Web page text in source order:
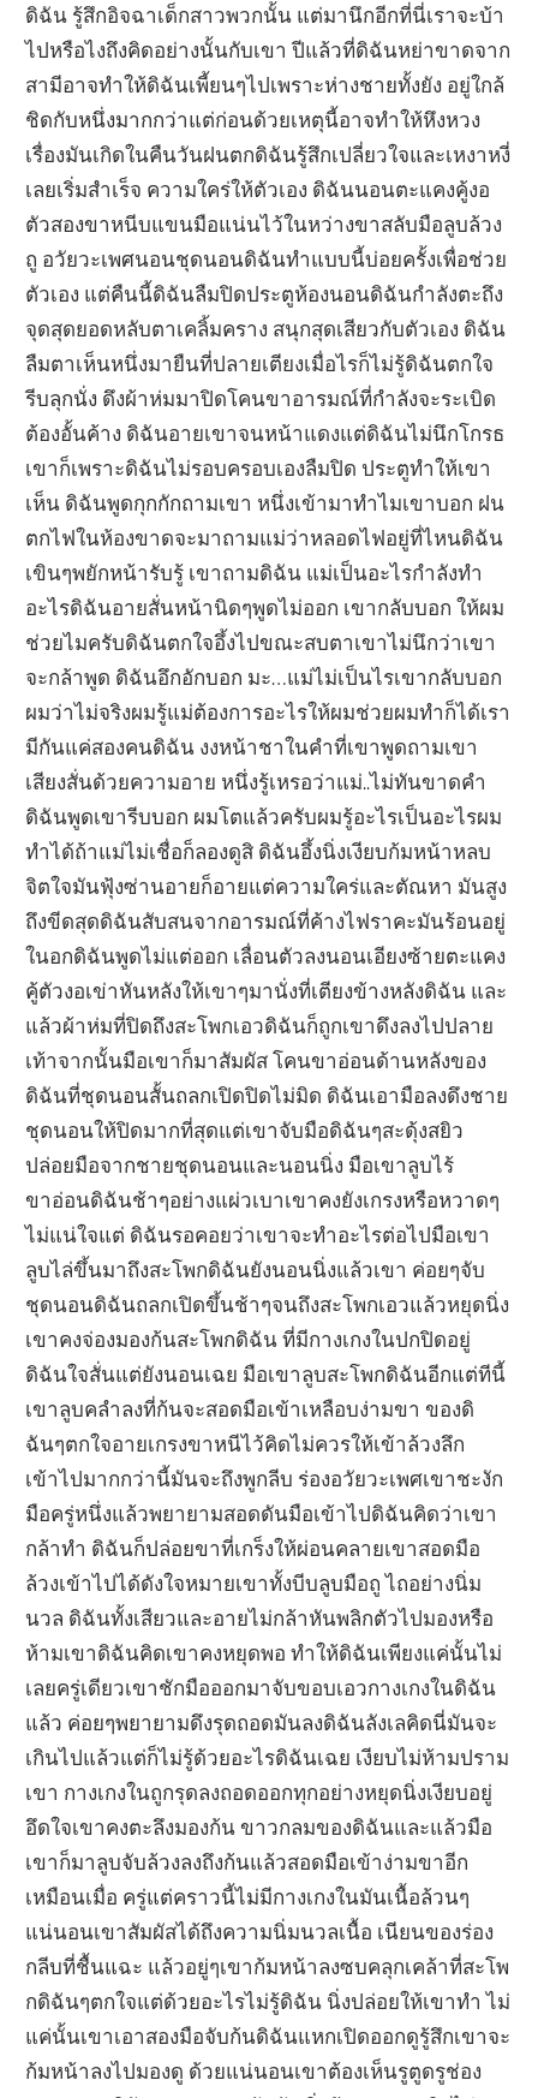
ดิฉัน รู้สึกอิจฉาเด็กสาวพวกนั้น แต่มานึกอีกที่นี่เราจะบ้า
ไปหรือไงถึงคิดอย่างนั้นกับเขา ปีแล้วที่ดิฉันหย่าขาดจาก
สามีอาจทำให้ดิฉันเพี้ยนๆไปเพราะห่างชายทั้งยัง อยู่ใกล้
ชิดกับหนึ่งมากกว่าแต่ก่อนด้วยเหตุนี้อาจทำให้หึงหวง
เรื่องมันเกิดในคืนวันฝนตกดิฉันรู้สึกเปลี่ยวใจและเหงาหงี่
เลยเริ่มสำเร็จ ความใคร่ให้ตัวเอง ดิฉันนอนตะแคงคู้งอ
ตัวสองขาหนีบแขนมือแน่นไว้ในหว่างขาสลับมือลูบล้วง
ถู อวัยวะเพศนอนชุดนอนดิฉันทำแบบนี้บ่อยครั้งเพื่อช่วย
ตัวเอง แต่คืนนี้ดิฉันลืมปิดประตูห้องนอนดิฉันกำลังตะถึง
จุดสุดยอดหลับตาเคลิ้มคราง สนุกสุดเสียวกับตัวเอง ดิฉัน
ลืมตาเห็นหนึ่งมายืนที่ปลายเตียงเมื่อไรก็ไม่รู้ดิฉันตกใจ
รีบลุกนั่ง ดึงผ้าห่มมาปิดโคนขาอารมณ์ที่กำลังจะระเบิด
ต้องอั้นค้าง ดิฉันอายเขาจนหน้าแดงแต่ดิฉันไม่นึกโกรธ
เขาก็เพราะดิฉันไม่รอบครอบเองลืมปิด ประตูทำให้เขา
เห็น ดิฉันพูดกุกกักถามเขา หนึ่งเข้ามาทำไมเขาบอก ฝน
ตกไฟในห้องขาดจะมาถามแม่ว่าหลอดไฟอยู่ที่ไหนดิฉัน
เขินๆพยักหน้ารับรู้ เขาถามดิฉัน แม่เป็นอะไรกำลังทำ
อะไรดิฉันอายสั่นหน้านิดๆพูดไม่ออก เขากลับบอก ให้ผม
ช่วยไมครับดิฉันตกใจอึ้งไปขณะสบตาเขาไม่นึกว่าเขา
จะกล้าพูด ดิฉันอึกอักบอก มะ…แม่ไม่เป็นไรเขากลับบอก
ผมว่าไม่จริงผมรู้แม่ต้องการอะไรให้ผมช่วยผมทำก็ได้เรา
มีกันแค่สองคนดิฉัน งงหน้าชาในคำที่เขาพูดถามเขา
เสียงสั่นด้วยความอาย หนึ่งรู้เหรอว่าแม่..ไม่ทันขาดคำ
ดิฉันพูดเขารีบบอก ผมโตแล้วครับผมรู้อะไรเป็นอะไรผม
ทำได้ถ้าแม่ไม่เชื่อก็ลองดูสิ ดิฉันอึ้งนิ่งเงียบก้มหน้าหลบ
จิตใจมันฟุ้งซ่านอายก็อายแต่ความใคร่และตัณหา มันสูง
ถึงขีดสุดดิฉันสับสนจากอารมณ์ที่ค้างไฟราคะมันร้อนอยู่
ในอกดิฉันพูดไม่แต่ออก เลื่อนตัวลงนอนเอียงซ้ายตะแคง
คู้ตัวงอเข่าหันหลังให้เขาๆมานั่งที่เตียงข้างหลังดิฉัน และ
แล้วผ้าห่มที่ปิดถึงสะโพกเอวดิฉันก็ถูกเขาดึงลงไปปลาย
เท้าจากนั้นมือเขาก็มาสัมผัส โคนขาอ่อนด้านหลังของ
ดิฉันที่ชุดนอนสั้นถลกเปิดปิดไม่มิด ดิฉันเอามือลงดึงชาย
ชุดนอนให้ปิดมากที่สุดแต่เขาจับมือดิฉันๆสะดุ้งสยิว
ปล่อยมือจากชายชุดนอนและนอนนิ่ง มือเขาลูบไร้
ขาอ่อนดิฉันช้าๆอย่างแผ่วเบาเขาคงยังเกรงหรือหวาดๆ
ไม่แน่ใจแต่ ดิฉันรอคอยว่าเขาจะทำอะไรต่อไปมือเขา
ลูบไล่ขึ้นมาถึงสะโพกดิฉันยังนอนนิ่งแล้วเขา ค่อยๆจับ
ชุดนอนดิฉันถลกเปิดขึ้นช้าๆจนถึงสะโพกเอวแล้วหยุดนิ่ง
เขาคงจ่องมองก้นสะโพกดิฉัน ที่มีกางเกงในปกปิดอยู่
ดิฉันใจสั่นแต่ยังนอนเฉย มือเขาลูบสะโพกดิฉันอีกแต่ทีนี้
เขาลูบคลำลงที่ก้นจะสอดมือเข้าเหลือบง่ามขา ของดิ
ฉันๆตกใจอายเกรงขาหนีไว้คิดไม่ควรให้เข้าล้วงลึก
เข้าไปมากกว่านี้มันจะถึงพูกลีบ ร่องอวัยวะเพศเขาชะงัก
มือครู่หนึ่งแล้วพยายามสอดดันมือเข้าไปดิฉันคิดว่าเขา
กล้าทำ ดิฉันก็ปล่อยขาที่เกร็งให้ผ่อนคลายเขาสอดมือ
ล้วงเข้าไปได้ดังใจหมายเขาทั้งบีบลูบมือถู ไถอย่างนิ่ม
นวล ดิฉันทั้งเสียวและอายไม่กล้าหันพลิกตัวไปมองหรือ
ห้ามเขาดิฉันคิดเขาคงหยุดพอ ทำให้ดิฉันเพียงแค่นั้นไม่
เลยครู่เดียวเขาชักมือออกมาจับขอบเอวกางเกงในดิฉัน
แล้ว ค่อยๆพยายามดึงรุดถอดมันลงดิฉันลังเลคิดนี่มันจะ
เกินไปแล้วแต่ก็ไม่รู้ด้วยอะไรดิฉันเฉย เงียบไม่ห้ามปราม
เขา กางเกงในถูกรุดลงถอดออกทุกอย่างหยุดนิ่งเงียบอยู่
อึดใจเขาคงตะลึงมองก้น ขาวกลมของดิฉันและแล้วมือ
เขาก็มาลูบจับล้วงลงถึงก้นแล้วสอดมือเข้าง่ามขาอีก
เหมือนเมื่อ ครู่แต่คราวนี้ไม่มีกางเกงในมันเนื้อล้วนๆ
แน่นอนเขาสัมผัสได้ถึงความนิ่มนวลเนื้อ เนียนของร่อง
กลีบที่ชื้นแฉะ แล้วอยู่ๆเขาก้มหน้าลงซบคลุกเคล้าที่สะโพ
กดิฉันๆตกใจแต่ด้วยอะไรไม่รู้ดิฉัน นิ่งปล่อยให้เขาทำ ไม่
แค่นั้นเขาเอาสองมือจับก้นดิฉันแหกเปิดออกดูรู้สึกเขาจะ
ก้มหน้าลงไปมองดู ด้วยแน่นอนเขาต้องเห็นรูตูดรูช่อง